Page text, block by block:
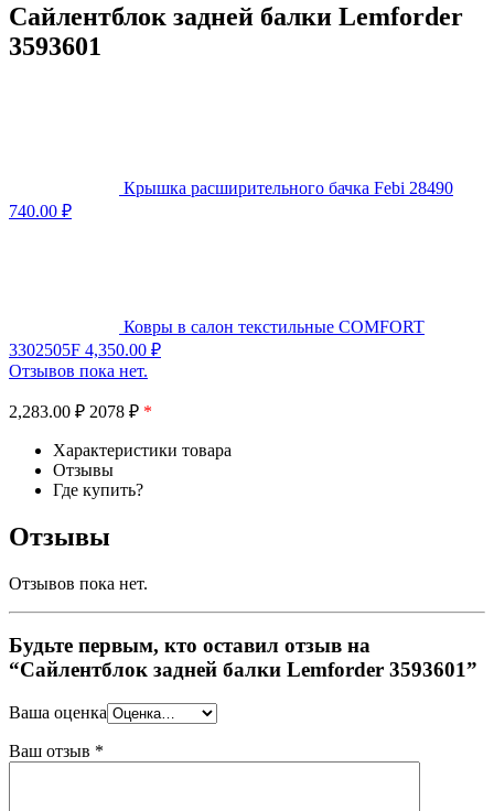
Сайлентблок задней балки Lemforder
3593601
Крышка расширительного бачка Febi 28490
740.00 ₽
Ковры в салон текстильные COMFORT
3302505F 4,350.00 ₽
Отзывов пока нет.
2,283.00 ₽ 2078 ₽ *
Характеристики товара
Отзывы
Где купить?
Отзывы
Отзывов пока нет.
Будьте первым, кто оставил отзыв на
“Сайлентблок задней балки Lemforder 3593601”
Ваша оценка
Ваш отзыв *